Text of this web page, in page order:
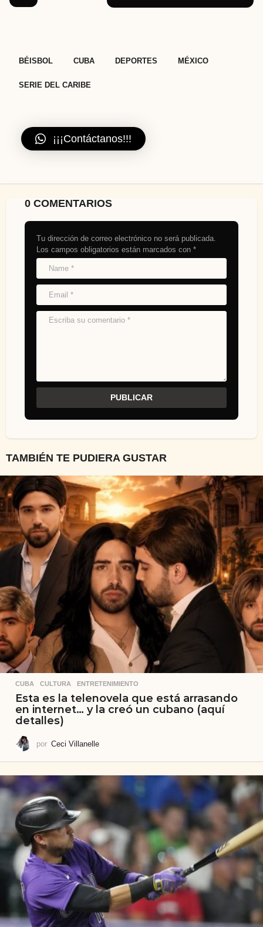
BÉISBOL CUBA DEPORTES MÉXICO
SERIE DEL CARIBE
¡¡¡Contáctanos!!!
0 COMENTARIOS
Tu dirección de correo electrónico no será publicada.
Los campos obligatorios están marcados con *
TAMBIÉN TE PUDIERA GUSTAR
CUBA ,CULTURA ,ENTRETENIMIENTO
Esta es la telenovela que está arrasando
en internet… y la creó un cubano (aquí
detalles)
por Ceci Villanelle